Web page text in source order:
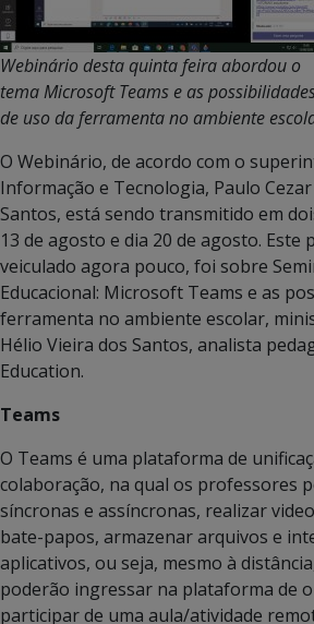
Webinário desta quinta feira abordou o
tema Microsoft Teams e as
de uso da ferramenta no ambiente
O Webinário, de acordo com o
Informação e Tecnologia, Paulo
Santos, está sendo transmitido em
13 de agosto e dia 20 de agosto. Este
veiculado agora pouco, foi sobre
Educacional: Microsoft Teams e as
ferramenta no ambiente escolar,
Hélio Vieira dos Santos, analista
Education.
Teams
O Teams é uma plataforma de
colaboração, na qual os professores
síncronas e assíncronas, realizar
bate-papos, armazenar arquivos e
aplicativos, ou seja, mesmo à
poderão ingressar na plataforma de
participar de uma aula/atividade